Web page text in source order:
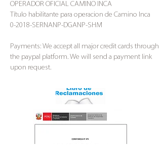
OPERADOR OFICIAL CAMINO INCA
Título habilitante para operacion de Camino Inca
0-2018-SERNANP-DGANP-SHM
Payments: We accept all major credit cards through
the paypal platform. We will send a payment link
upon request.